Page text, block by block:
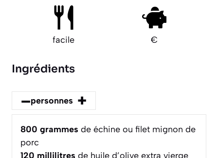
facile €
Ingrédients
–personnes +
800 grammes de échine ou filet mignon de
porc
120 millilitres de huile d’olive extra vierge